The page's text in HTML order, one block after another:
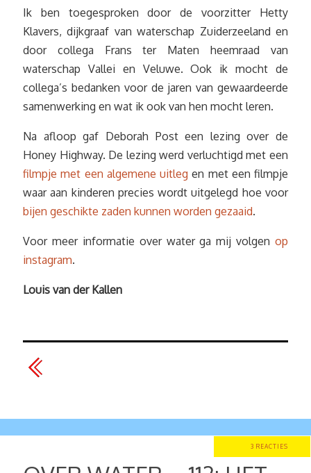
Ik ben toegesproken door de voorzitter Hetty
Klavers, dijkgraaf van waterschap Zuiderzeeland en
door collega Frans ter Maten heemraad van
waterschap Vallei en Veluwe. Ook ik mocht de
collega’s bedanken voor de jaren van gewaardeerde
samenwerking en wat ik ook van hen mocht leren.
Na afloop gaf Deborah Post een lezing over de
Honey Highway. De lezing werd verluchtigd met een
filmpje met een algemene uitleg en met een filmpje
waar aan kinderen precies wordt uitgelegd hoe voor
bijen geschikte zaden kunnen worden gezaaid.
Voor meer informatie over water ga mij volgen op
instagram.
Louis van der Kallen
3 REACTIES